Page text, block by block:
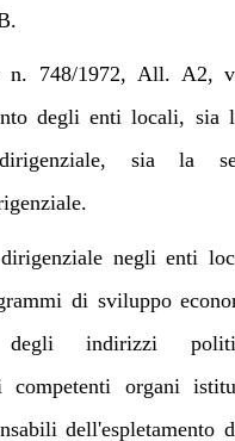
748/1972, All. A2,
degli enti locali, sia
sia la
negli enti
di sviluppo
indirizzi
competenti organi
dell'espletamento